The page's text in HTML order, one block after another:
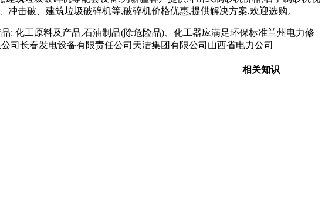
击破、建筑垃圾破碎机等,破碎机价格优惠,提供解决方案,欢迎选购。
: 化工原料及产品,石油制品(除危险品)、化工器应满足环保标准兰州电力修
司长春发电设备有限责任公司天洁集团有限公司山西省电力公司
相关知识